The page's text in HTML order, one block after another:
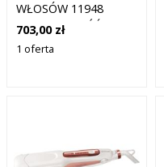
WŁOSÓW 11948
KREATYWNOŚĆ NA
PODCZERWIEŃ
703,00 zł
1 oferta